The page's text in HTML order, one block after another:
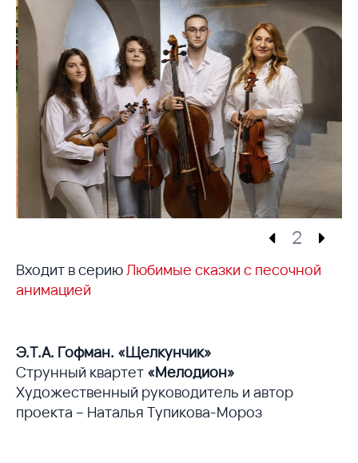
2
Входит в серию Любимые сказки с песочной
анимацией
Э.Т.А. Гофман. «Щелкунчик»
Струнный квартет «Мелодион»
Художественный руководитель и автор
проекта – Наталья Тупикова-Мороз